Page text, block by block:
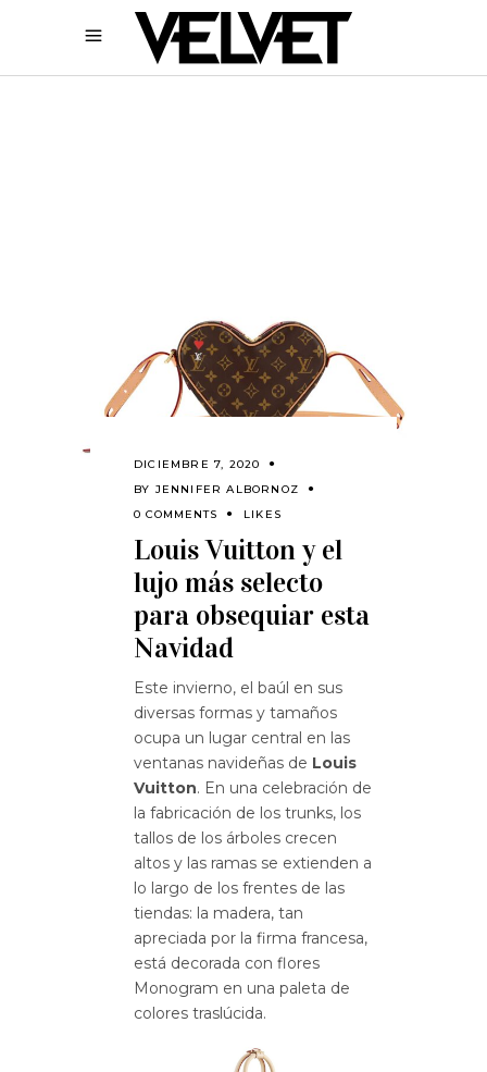
DICIEMBRE 7, 2020
BY JENNIFER ALBORNOZ
0 COMMENTS
LIKES
Louis Vuitton y el
lujo más selecto
para obsequiar esta
Navidad
Este invierno, el baúl en sus
diversas formas y tamaños
ocupa un lugar central en las
ventanas navideñas de Louis
Vuitton. En una celebración de
la fabricación de los trunks, los
tallos de los árboles crecen
altos y las ramas se extienden a
lo largo de los frentes de las
tiendas: la madera, tan
apreciada por la firma francesa,
está decorada con flores
Monogram en una paleta de
colores traslúcida.